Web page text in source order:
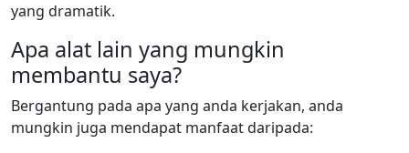
yang dramatik.
Apa alat lain yang mungkin
membantu saya?
Bergantung pada apa yang anda kerjakan, anda
mungkin juga mendapat manfaat daripada: